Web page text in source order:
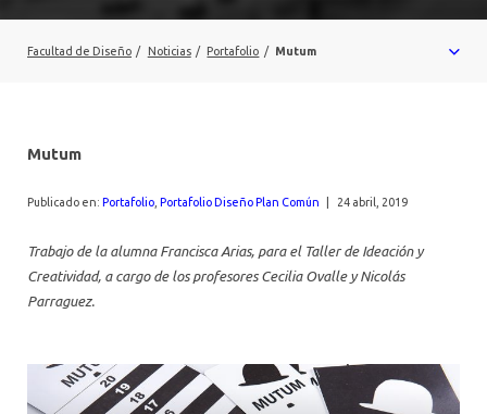
Facultad de Diseño / Noticias / Portafolio / Mutum
Mutum
Publicado en: Portafolio Portafolio Diseño Plan Común 24 abril, 2019
Trabajo de la alumna Francisca Arias, para el Taller de Ideación y
Creatividad, a cargo de los profesores Cecilia Ovalle y Nicolás
Parraguez.